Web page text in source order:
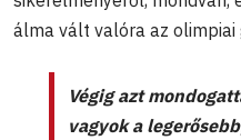
álma vált valóra az olimpiai
Végig azt
vagyok a